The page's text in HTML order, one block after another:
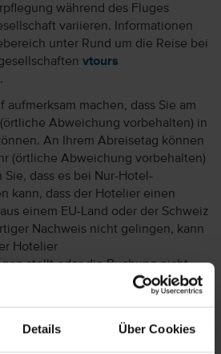
Details Über Cookies
während des Fluges
variieren. Informationen
unter Rund um die Reise bei
vtours
.
aufmerksam machen, dass Sie am
Abweichung vorbehalten) in
An Ihrem Abreisetag können
(örtliche Abweichung vorbehalten)
dass es bei Nur-Hotel-
kann, dass der Hotelier einen
einem EU-Land oder der Schweiz
Nachweis nicht gelingen, kann
Hotelier
stellt oder die Buchung nicht
Buchung relevant ist! Es ist
oder es entscheidende